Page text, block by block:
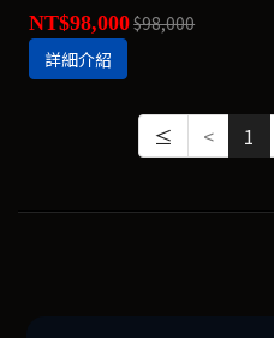
NT$98,000$98,000
詳細介紹
≤ < 1